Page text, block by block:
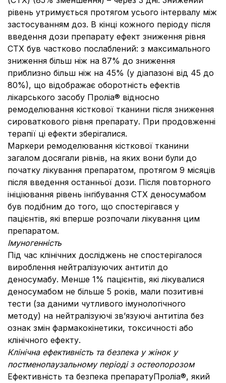
рівень утримується протягом усього інтервалу між
застосуванням доз. В кінці кожного періоду після
введення дози препарату ефект зниження рівня
CTX був частково послаблений: з максимального
зниження більш ніж на 87% до зниження
приблизно більш ніж на 45% (у діапазоні від 45 до
80%), що відображає оборотність ефектів
лікарського засобу Проліа® відносно
ремоделювання кісткової тканини після зниження
сироваткового рівня препарату. При продовженні
терапії ці ефекти зберігалися.
Маркери ремоделювання кісткової тканини
загалом досягали рівнів, на яких вони були до
початку лікування препаратом, протягом 9 місяців
після введення останньої дози. Після повторного
ініціювання рівень інгібування CTX деносумабом
був подібним до того, що спостерігався у
пацієнтів, які вперше розпочали лікування цим
препаратом.
Імуногенність
Під час клінічних досліджень не спостерігалося
вироблення нейтралізуючих антитіл до
деносумабу. Менше 1% пацієнтів, які лікувалися
деносумабом не більше 5 років, мали позитивні
тести (за даними чутливого імунологічного
методу) на нейтралізуючі зв’язуючі антитіла без
ознак змін фармакокінетики, токсичності або
клінічного ефекту.
Клінічна ефективність та безпека у жінок у
постменопаузальному періоді з остеопорозом
Ефективність та безпека препаратуПроліа®, який